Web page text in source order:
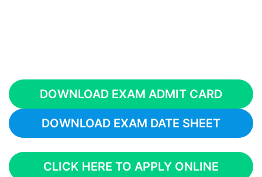
DOWNLOAD EXAM ADMIT CARD
DOWNLOAD EXAM DATE SHEET
CLICK HERE TO APPLY ONLINE